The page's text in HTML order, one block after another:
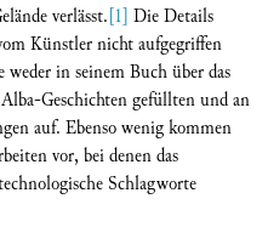
verlässt.[1] Die Details
Künstler nicht aufgegriffen
in seinem Buch über das
Geschichten gefüllten und an
auf. Ebenso wenig kommen
vor, bei denen das
Schlagworte